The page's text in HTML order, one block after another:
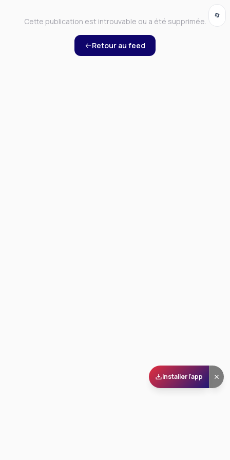
Cette publication est introuvable ou a été supprimée.
Retour au feed
Installer l'app
🔄